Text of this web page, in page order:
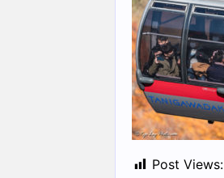
Post Views: